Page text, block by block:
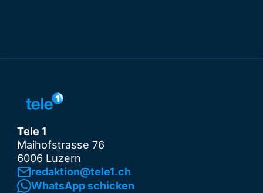
Tele 1
Maihofstrasse 76
6006 Luzern
redaktion@tele1.ch
WhatsApp schicken